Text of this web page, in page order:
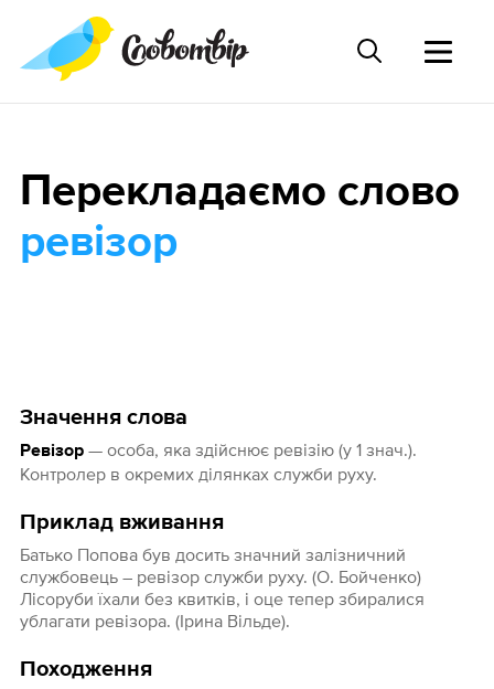
Значення слова
Ревізор— особа, яка здійснює ревізію (у 1 знач.).
Контролер в окремих ділянках служби руху.
Приклад вживання
Батько Попова був досить значний залізничний
службовець – ревізор служби руху. (О. Бойченко)
Лісоруби їхали без квитків, і оце тепер збиралися
ублагати ревізора. (Ірина Вільде).
Походження
Перекладаємо слово
ревізор